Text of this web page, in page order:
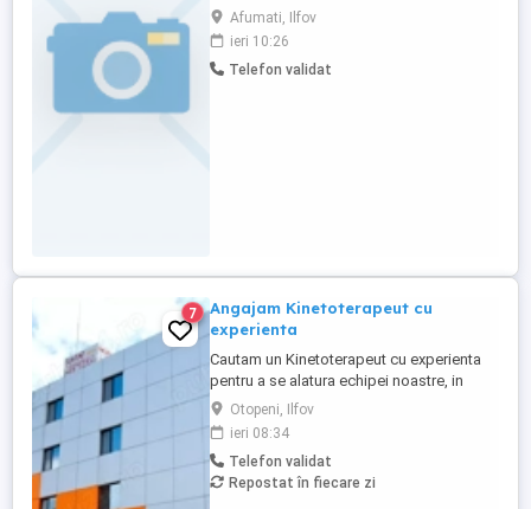
**Responsabilități Asistent Medical:** *
Administrarea medicamentelor conform
prescripțiilor medicale. * Monitorizarea
stării de sănătate a rezidenților. *
Afumati, Ilfov
ieri 10:26
Telefon validat
7
Angajam Kinetoterapeut cu
experienta
Cautam un Kinetoterapeut cu experienta
pentru a se alatura echipei noastre, in
cadrul Centrului de Asistenta Medicala,
Recuperare si Ingrijire Persoane Varstnice
din OTOPENI. Angajam si persoane din
provincie. Cazare si masa asigurate in
conditii optime. Candidatul ideal va fi o
Otopeni, Ilfov
ieri 08:34
Telefon validat
Repostat în fiecare zi